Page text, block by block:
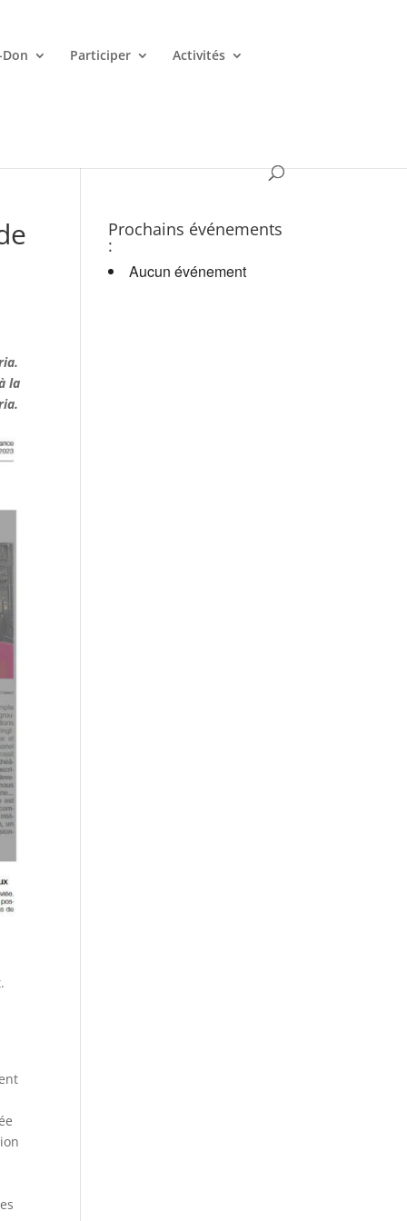
Participer Activités
la
Prochains événements
:
Aucun événement